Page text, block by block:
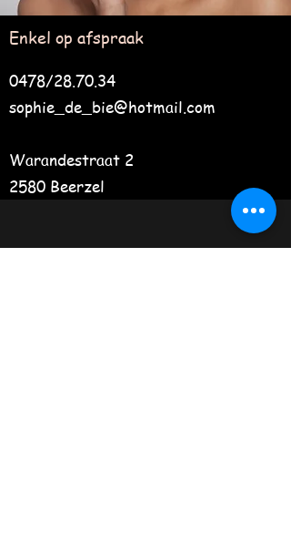
Enkel op afspraak
0478/28.70.34
sophie_de_bie@hotmail.com
Warandestraat 2
2580 Beerzel